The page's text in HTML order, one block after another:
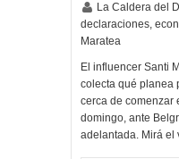
La Caldera del
declaraciones,
Maratea
El influencer Santi
colecta qué planea
cerca de comenzar
domingo, ante
adelantada. Mirá